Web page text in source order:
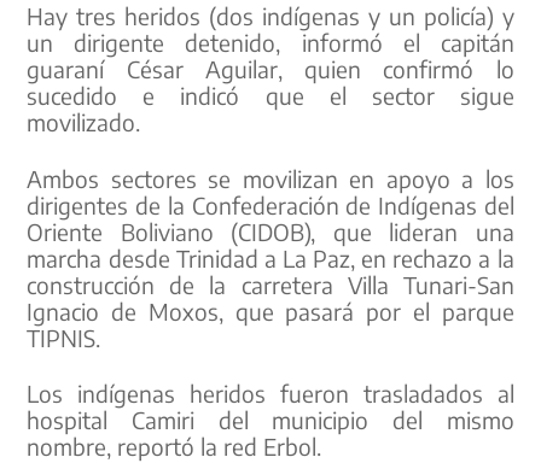
Hay tres heridos (dos indígenas y un policía) y
un dirigente detenido, informó el capitán
guaraní César Aguilar, quien confirmó lo
sucedido e indicó que el sector sigue
movilizado.
Ambos sectores se movilizan en apoyo a los
dirigentes de la Confederación de Indígenas del
Oriente Boliviano (CIDOB), que lideran una
marcha desde Trinidad a La Paz, en rechazo a la
construcción de la carretera Villa Tunari-San
Ignacio de Moxos, que pasará por el parque
TIPNIS.
Los indígenas heridos fueron trasladados al
hospital Camiri del municipio del mismo
nombre, reportó la red Erbol.